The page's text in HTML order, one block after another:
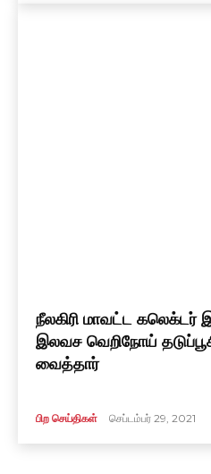
நீலகிரி மாவட்ட
இலவச வெறிநோய்
வைத்தார்
பிற செய்திகள் செப்டம்பர் 29, 2021